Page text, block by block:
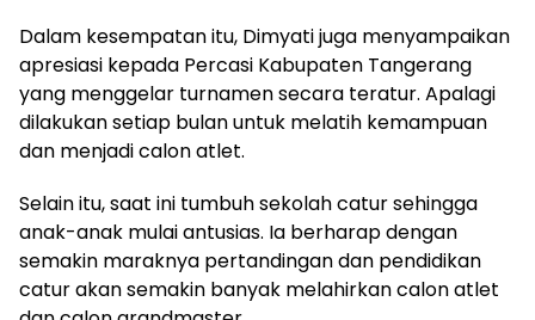
Dalam kesempatan itu, Dimyati juga menyampaikan
apresiasi kepada Percasi Kabupaten Tangerang
yang menggelar turnamen secara teratur. Apalagi
dilakukan setiap bulan untuk melatih kemampuan
dan menjadi calon atlet.
Selain itu, saat ini tumbuh sekolah catur sehingga
anak-anak mulai antusias. Ia berharap dengan
semakin maraknya pertandingan dan pendidikan
catur akan semakin banyak melahirkan calon atlet